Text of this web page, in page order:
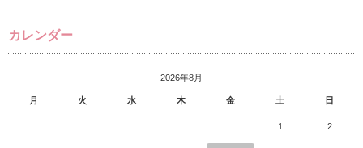
カレンダー
2026年8月
月 火 水 木 金 土 日
1 2